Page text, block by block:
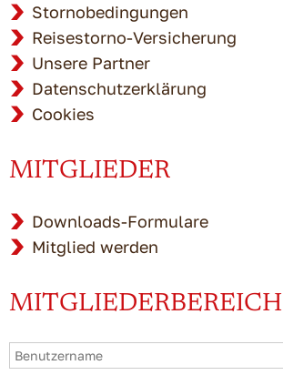
Stornobedingungen
Reisestorno-Versicherung
Unsere Partner
Datenschutzerklärung
Cookies
MITGLIEDER
Downloads-Formulare
Mitglied werden
MITGLIEDERBEREICH